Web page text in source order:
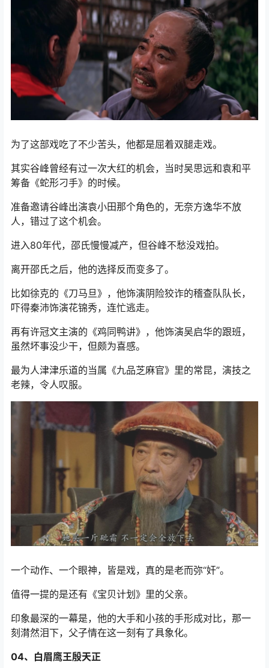
为了这部戏吃了不少苦头，他都是屈着双腿走戏。
其实谷峰曾经有过一次大红的机会，当时吴思远和袁和平
筹备《蛇形刁手》的时候。
准备邀请谷峰出演袁小田那个角色的，无奈方逸华不放
人，错过了这个机会。
进入80年代，邵氏慢慢减产，但谷峰不愁没戏拍。
离开邵氏之后，他的选择反而变多了。
比如徐克的《刀马旦》，他饰演阴险狡诈的稽查队队长，
吓得秦沛饰演花锦秀，连忙逃走。
再有许冠文主演的《鸡同鸭讲》，他饰演吴启华的跟班，
虽然坏事没少干，但颇为喜感。
最为人津津乐道的当属《九品芝麻官》里的常昆，演技之
老辣，令人叹服。
一个动作、一个眼神，皆是戏，真的是老而弥“奸”。
值得一提的是还有《宝贝计划》里的父亲。
印象最深的一幕是，他的大手和小孩的手形成对比，那一
刻潸然泪下，父子情在这一刻有了具象化。
04、白眉鹰王殷天正